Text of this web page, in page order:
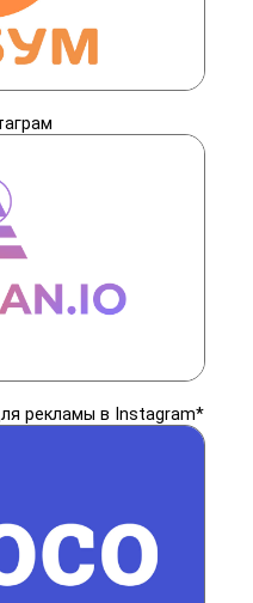
рекламы в Instagram*